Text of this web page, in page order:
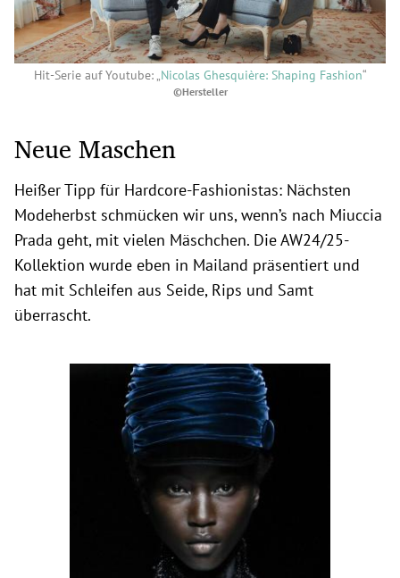
Hit-Serie auf Youtube: „Nicolas Ghesquière: Shaping Fashion“
©Hersteller
Neue Maschen
Heißer Tipp für Hardcore-Fashionistas: Nächsten
Modeherbst schmücken wir uns, wenn’s nach Miuccia
Prada geht, mit vielen Mäschchen. Die AW24/25-
Kollektion wurde eben in Mailand präsentiert und
hat mit Schleifen aus Seide, Rips und Samt
überrascht.